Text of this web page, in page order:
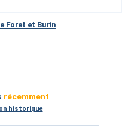
Foret et Burin
récemment
historique